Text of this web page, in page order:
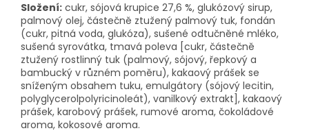
Složení: cukr, sójová krupice 27,6 %, glukózový sirup,
palmový olej, částečně ztužený palmový tuk, fondán
(cukr, pitná voda, glukóza), sušené odtučněné mléko,
sušená syrovátka, tmavá poleva [cukr, částečně
ztužený rostlinný tuk (palmový, sójový, řepkový a
bambucký v různém poměru), kakaový prášek se
sníženým obsahem tuku, emulgátory (sójový lecitin,
polyglycerolpolyricinoleát), vanilkový extrakt], kakaový
prášek, karobový prášek, rumové aroma, čokoládové
aroma, kokosové aroma.